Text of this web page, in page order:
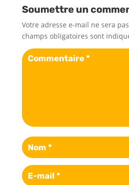
Soumettre un
Votre adresse e-mail ne sera
champs obligatoires sont